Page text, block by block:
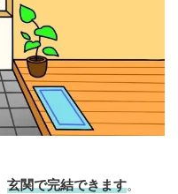
玄関で完結できます。